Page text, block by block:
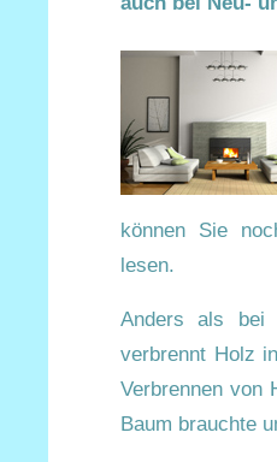
können Sie
lesen.
Anders als bei
verbrennt Holz
Verbrennen von
Baum brauchte